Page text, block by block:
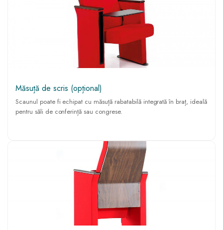
Măsuță de scris (opțional)
Scaunul poate fi echipat cu măsuță rabatabilă integrată în braț, ideală
pentru săli de conferință sau congrese.